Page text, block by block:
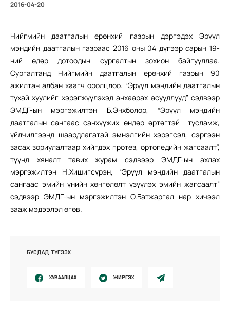
2016-04-20
Нийгмийн даатгалын ерөнхий газрын дэргэдэх Эрүүл
мэндийн даатгалын газраас 2016 оны 04 дүгээр сарын 19-
ний өдөр дотоодын сургалтын зохион байгууллаа.
Сургалтанд Нийгмийн даатгалын ерөнхий газрын 90
ажилтан албан хаагч оролцлоо. “Эрүүл мэндийн даатгалын
тухай хуулийг хэрэгжүүлэхэд анхаарах асуудлууд” сэдвээр
ЭМДГ-ын мэргэжилтэн Б.Энхболор, “Эрүүл мэндийн
даатгалын сангаас санхүүжих өндөр өртөгтэй тусламж,
үйлчилгээнд шаардлагатай эмнэлгийн хэрэгсэл, сэргээн
засах зориулалтаар хийгдэх протез, ортопедийн жагсаалт”,
түүнд хяналт тавих журам сэдвээр ЭМДГ-ын ахлах
мэргэжилтэн Н.Хишигсүрэн, “Эрүүл мэндийн даатгалын
сангаас эмийн үнийн хөнгөлөлт үзүүлэх эмийн жагсаалт”
сэдвээр ЭМДГ-ын мэргэжилтэн О.Батжаргал нар хичээл
зааж мэдээлэл өгөв.
БУСДАД ТҮГЭЭХ
ХУВААЛЦАХ ЖИРГЭХ